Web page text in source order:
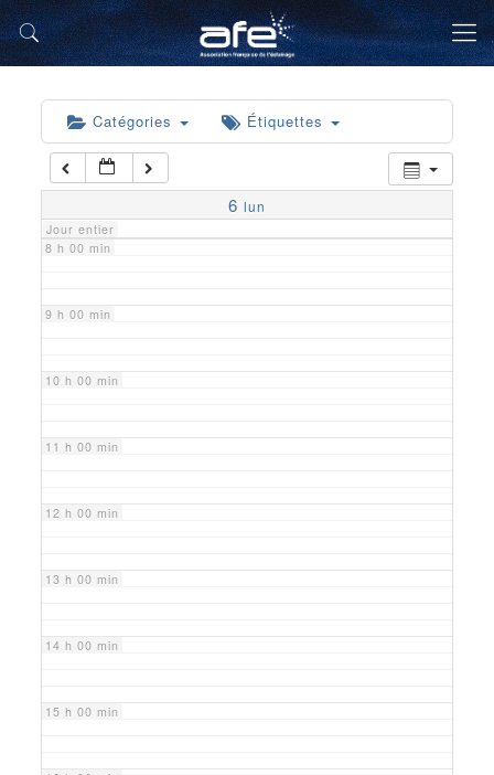
Catégories Étiquettes
6 lun
Jour entier
5 h 00 min
6 h 00 min
7 h 00 min
8 h 00 min
9 h 00 min
10 h 00 min
11 h 00 min
12 h 00 min
13 h 00 min
14 h 00 min
15 h 00 min